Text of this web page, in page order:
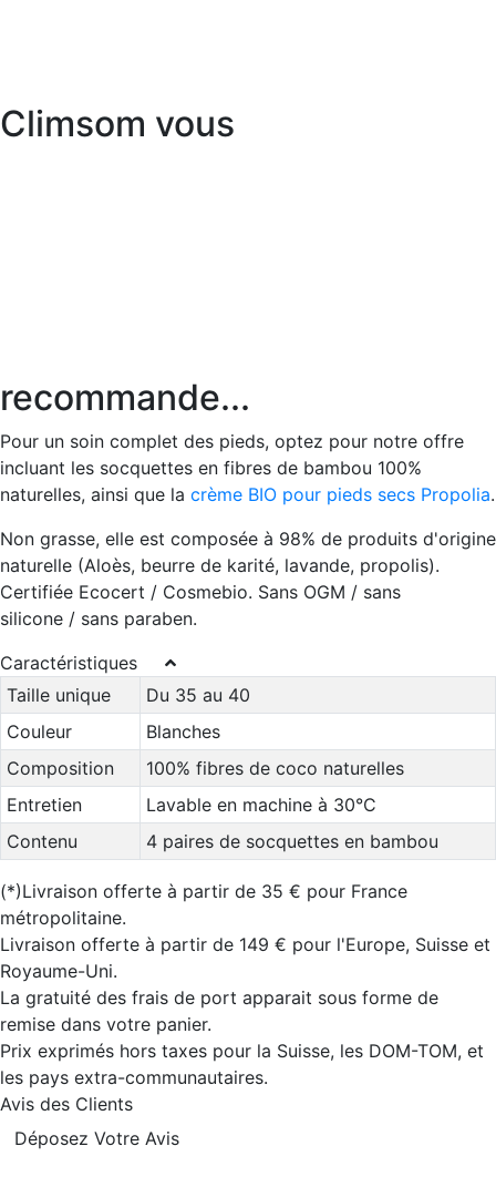
Climsom vous
recommande...
Pour un soin complet des pieds, optez pour notre offre
incluant les socquettes en fibres de bambou 100%
naturelles, ainsi que la crème BIO pour pieds secs Propolia.
Non grasse, elle est composée à 98% de produits d'origine
naturelle (Aloès, beurre de karité, lavande, propolis).
Certifiée Ecocert / Cosmebio. Sans OGM / sans
silicone / sans paraben.
Caractéristiques
Taille unique
Du 35 au 40
Couleur
Blanches
Composition
100% fibres de coco naturelles
Entretien
Lavable en machine à 30°C
Contenu
4 paires de socquettes en bambou
(*)Livraison offerte à partir de 35 € pour France
métropolitaine.
Livraison offerte à partir de 149 € pour l'Europe, Suisse et
Royaume-Uni.
La gratuité des frais de port apparait sous forme de
remise dans votre panier.
Prix exprimés hors taxes pour la Suisse, les DOM-TOM, et
les pays extra-communautaires.
Avis des Clients
Déposez Votre Avis